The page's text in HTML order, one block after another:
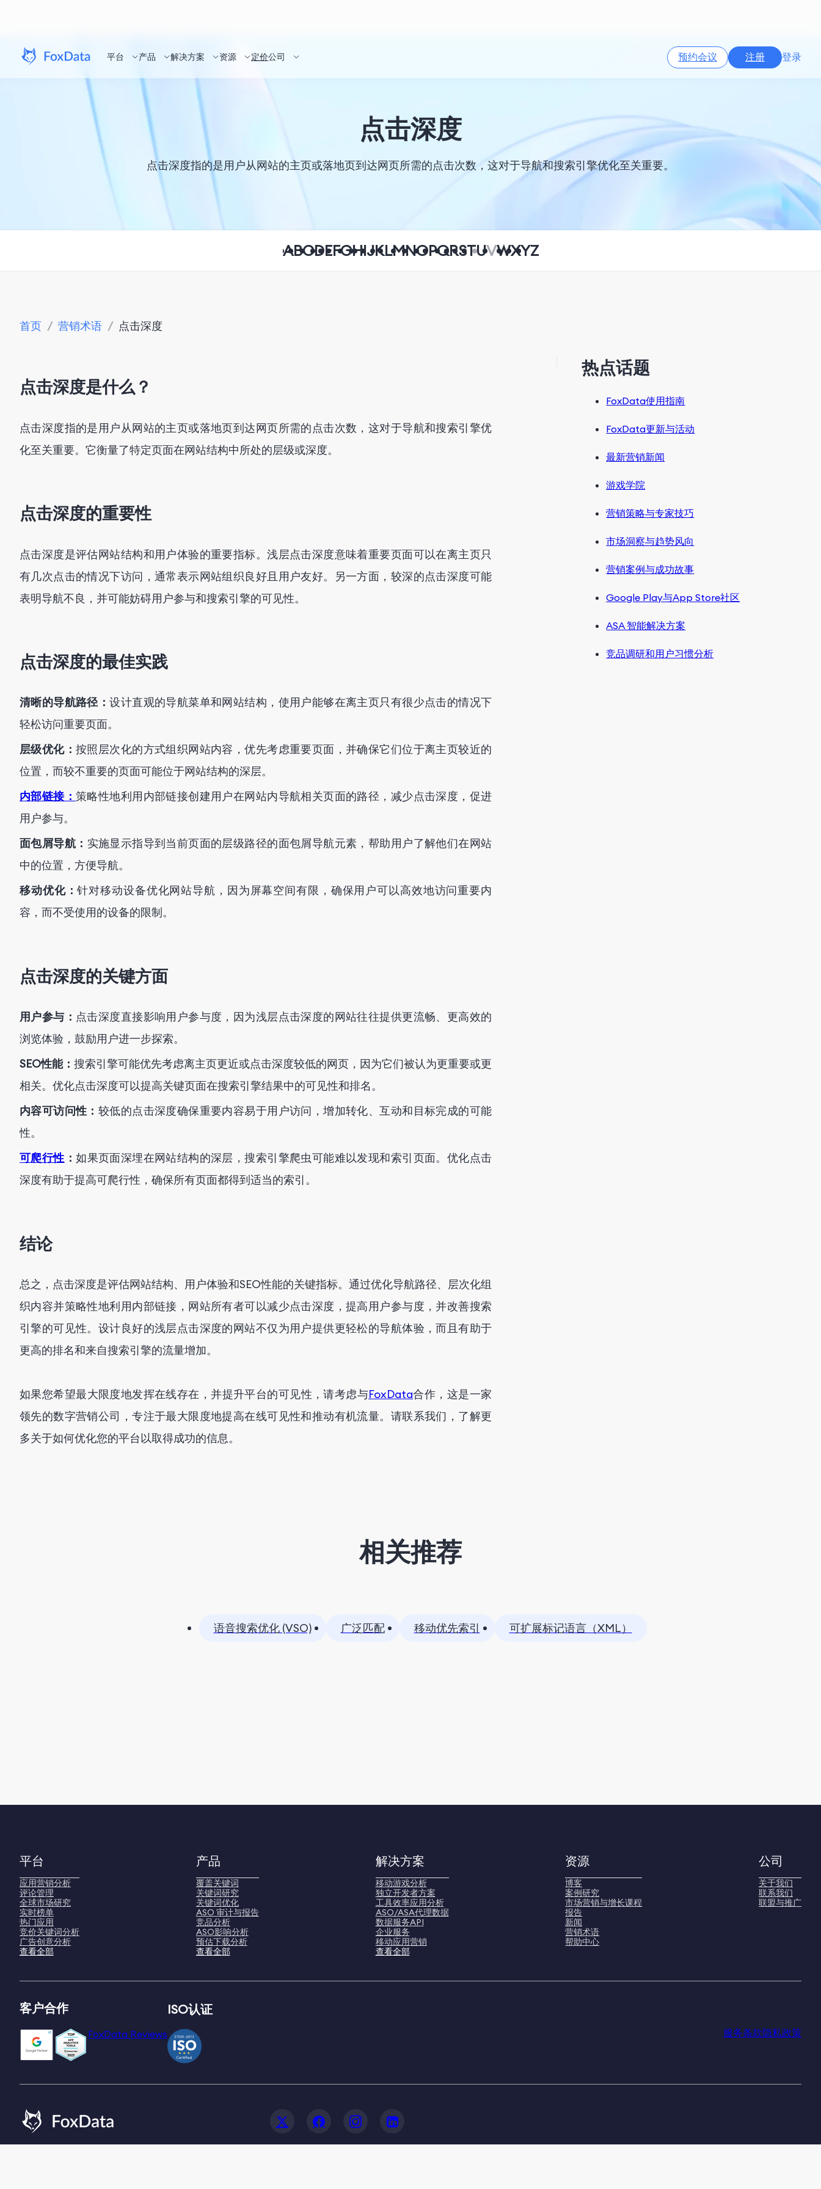
平台 产品 解决方案 资源 定价公司 预约会议 注册 登录
点击深度
点击深度指的是用户从网站的主页或落地页到达网页所需的点击次数，这对于导航和搜索引擎优化至关重要。
ABCDEFGHIJKLMNOPQRSTUVWXYZ
首页 / 营销术语 / 点击深度
点击深度是什么？
点击深度指的是用户从网站的主页或落地页到达网页所需的点击次数，这对于导航和搜索引擎优
化至关重要。它衡量了特定页面在网站结构中所处的层级或深度。
点击深度的重要性
点击深度是评估网站结构和用户体验的重要指标。浅层点击深度意味着重要页面可以在离主页只
有几次点击的情况下访问，通常表示网站组织良好且用户友好。另一方面，较深的点击深度可能
表明导航不良，并可能妨碍用户参与和搜索引擎的可见性。
点击深度的最佳实践
清晰的导航路径：设计直观的导航菜单和网站结构，使用户能够在离主页只有很少点击的情况下
轻松访问重要页面。
层级优化：按照层次化的方式组织网站内容，优先考虑重要页面，并确保它们位于离主页较近的
位置，而较不重要的页面可能位于网站结构的深层。
内部链接：策略性地利用内部链接创建用户在网站内导航相关页面的路径，减少点击深度，促进
用户参与。
面包屑导航： 实施显示指导到当前页面的层级路径的面包屑导航元素，帮助用户了解他们在网站
中的位置，方便导航。
移动优化：针对移动设备优化网站导航，因为屏幕空间有限，确保用户可以高效地访问重要内
容，而不受使用的设备的限制。
点击深度的关键方面
用户参与： 点击深度直接影响用户参与度，因为浅层点击深度的网站往往提供更流畅、更高效的
浏览体验，鼓励用户进一步探索。
SEO性能： 搜索引擎可能优先考虑离主页更近或点击深度较低的网页，因为它们被认为更重要或更
相关。优化点击深度可以提高关键页面在搜索引擎结果中的可见性和排名。
内容可访问性： 较低的点击深度确保重要内容易于用户访问，增加转化、互动和目标完成的可能
性。
可爬行性 ：如果页面深埋在网站结构的深层，搜索引擎爬虫可能难以发现和索引页面。优化点击
深度有助于提高可爬行性，确保所有页面都得到适当的索引。
结论
总之，点击深度是评估网站结构、用户体验和SEO性能的关键指标。通过优化导航路径、层次化组
织内容并策略性地利用内部链接，网站所有者可以减少点击深度，提高用户参与度，并改善搜索
引擎的可见性。设计良好的浅层点击深度的网站不仅为用户提供更轻松的导航体验，而且有助于
更高的排名和来自搜索引擎的流量增加。
如果您希望最大限度地发挥在线存在，并提升平台的可见性，请考虑与FoxData合作，这是一家
领先的数字营销公司，专注于最大限度地提高在线可见性和推动有机流量。请联系我们，了解更
多关于如何优化您的平台以取得成功的信息。
热点话题
FoxData使用指南
FoxData更新与活动
最新营销新闻
游戏学院
营销策略与专家技巧
市场洞察与趋势风向
营销案例与成功故事
Google Play与App Store社区
ASA 智能解决方案
竞品调研和用户习惯分析
相关推荐
语音搜索优化 (VSO) 广泛匹配 移动优先索引 可扩展标记语言（XML）
平台
应用营销分析
评论管理
全球市场研究
实时榜单
热门应用
竞价关键词分析
广告创意分析
查看全部
产品
覆盖关键词
关键词研究
关键词优化
ASO 审计与报告
竞品分析
ASO影响分析
预估下载分析
查看全部
解决方案
移动游戏分析
独立开发者方案
工具效率应用分析
ASO/ASA代理数据
数据服务API
企业服务
移动应用营销
查看全部
资源
博客
案例研究
市场营销与增长课程
报告
新闻
营销术语
帮助中心
公司
关于我们
联系我们
联盟与推广
客户合作
FoxData Reviews
ISO认证
服务条款隐私政策